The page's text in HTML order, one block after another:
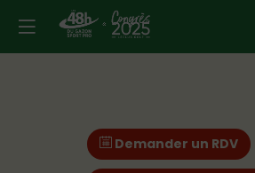
Demander un RDV